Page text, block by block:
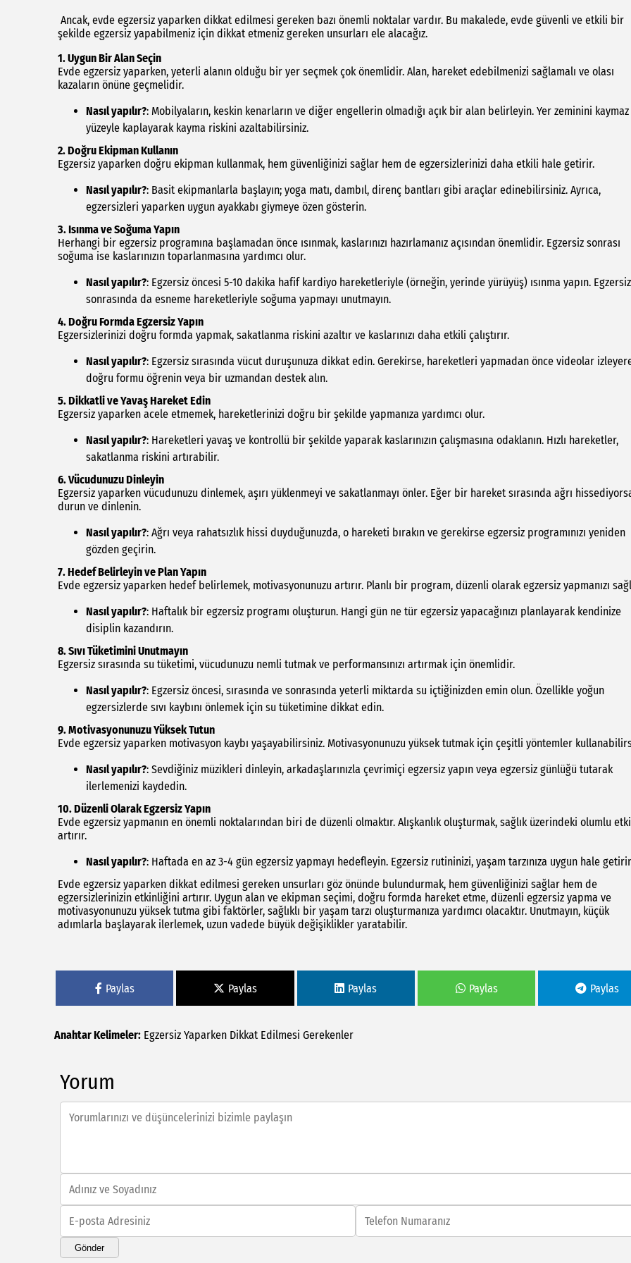
Ancak, evde egzersiz yaparken dikkat edilmesi gereken bazı önemli noktalar vardır. Bu makalede, evde güvenli ve etkili bir
şekilde egzersiz yapabilmeniz için dikkat etmeniz gereken unsurları ele alacağız.
1.Uygun Bir Alan Seçin
Evde egzersiz yaparken, yeterli alanın olduğu bir yer seçmek çok önemlidir. Alan, hareket edebilmenizi sağlamalı ve olası
kazaların önüne geçmelidir.
Nasıl yapılır?: Mobilyaların, keskin kenarların ve diğer engellerin olmadığı açık bir alan belirleyin. Yer zeminini
yüzeyle kaplayarak kayma riskini azaltabilirsiniz.
2.Doğru Ekipman Kullanın
Egzersiz yaparken doğru ekipman kullanmak, hem güvenliğinizi sağlar hem de egzersizlerinizi daha etkili hale getirir.
Nasıl yapılır?: Basit ekipmanlarla başlayın; yoga matı, dambıl, direnç bantları gibi araçlar edinebilirsiniz. Ayrıca,
egzersizleri yaparken uygun ayakkabı giymeye özen gösterin.
3.Isınma ve Soğuma Yapın
Herhangi bir egzersiz programına başlamadan önce ısınmak, kaslarınızı hazırlamanız açısından önemlidir. Egzersiz sonrası
soğuma ise kaslarınızın toparlanmasına yardımcı olur.
Nasıl yapılır?: Egzersiz öncesi 5-10 dakika hafif kardiyo hareketleriyle (örneğin, yerinde yürüyüş) ısınma yapın. Egzersiz
sonrasında da esneme hareketleriyle soğuma yapmayı unutmayın.
4.Doğru Formda Egzersiz Yapın
Egzersizlerinizi doğru formda yapmak, sakatlanma riskini azaltır ve kaslarınızı daha etkili çalıştırır.
Nasıl yapılır?: Egzersiz sırasında vücut duruşunuza dikkat edin. Gerekirse, hareketleri yapmadan önce videolar
doğru formu öğrenin veya bir uzmandan destek alın.
5.Dikkatli ve Yavaş Hareket Edin
Egzersiz yaparken acele etmemek, hareketlerinizi doğru bir şekilde yapmanıza yardımcı olur.
Nasıl yapılır?: Hareketleri yavaş ve kontrollü bir şekilde yaparak kaslarınızın çalışmasına odaklanın. Hızlı hareketler,
sakatlanma riskini artırabilir.
6.Vücudunuzu Dinleyin
Egzersiz yaparken vücudunuzu dinlemek, aşırı yüklenmeyi ve sakatlanmayı önler. Eğer bir hareket sırasında ağrı
durun ve dinlenin.
Nasıl yapılır?: Ağrı veya rahatsızlık hissi duyduğunuzda, o hareketi bırakın ve gerekirse egzersiz programınızı yeniden
gözden geçirin.
7.Hedef Belirleyin ve Plan Yapın
Evde egzersiz yaparken hedef belirlemek, motivasyonunuzu artırır. Planlı bir program, düzenli olarak egzersiz yapmanızı
Nasıl yapılır?: Haftalık bir egzersiz programı oluşturun. Hangi gün ne tür egzersiz yapacağınızı planlayarak kendinize
disiplin kazandırın.
8.Sıvı Tüketimini Unutmayın
Egzersiz sırasında su tüketimi, vücudunuzu nemli tutmak ve performansınızı artırmak için önemlidir.
Nasıl yapılır?: Egzersiz öncesi, sırasında ve sonrasında yeterli miktarda su içtiğinizden emin olun. Özellikle yoğun
egzersizlerde sıvı kaybını önlemek için su tüketimine dikkat edin.
9.Motivasyonunuzu Yüksek Tutun
Evde egzersiz yaparken motivasyon kaybı yaşayabilirsiniz. Motivasyonunuzu yüksek tutmak için çeşitli yöntemler
Nasıl yapılır?: Sevdiğiniz müzikleri dinleyin, arkadaşlarınızla çevrimiçi egzersiz yapın veya egzersiz günlüğü tutarak
ilerlemenizi kaydedin.
10.Düzenli Olarak Egzersiz Yapın
Evde egzersiz yapmanın en önemli noktalarından biri de düzenli olmaktır. Alışkanlık oluşturmak, sağlık üzerindeki olumlu
artırır.
Nasıl yapılır?: Haftada en az 3-4 gün egzersiz yapmayı hedefleyin. Egzersiz rutininizi, yaşam tarzınıza uygun hale
Evde egzersiz yaparken dikkat edilmesi gereken unsurları göz önünde bulundurmak, hem güvenliğinizi sağlar hem de
egzersizlerinizin etkinliğini artırır. Uygun alan ve ekipman seçimi, doğru formda hareket etme, düzenli egzersiz yapma ve
motivasyonunuzu yüksek tutma gibi faktörler, sağlıklı bir yaşam tarzı oluşturmanıza yardımcı olacaktır. Unutmayın, küçük
adımlarla başlayarak ilerlemek, uzun vadede büyük değişiklikler yaratabilir.
Paylas Paylas Paylas Paylas Paylas
Anahtar Kelimeler: Egzersiz Yaparken Dikkat Edilmesi Gerekenler
Yorum
Gönder